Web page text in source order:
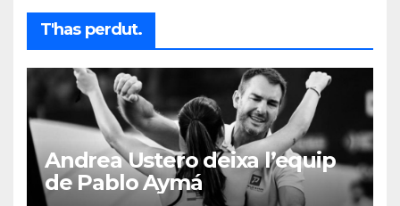
T'has perdut.
Andrea Ustero deixa l’equip
de Pablo Aymá